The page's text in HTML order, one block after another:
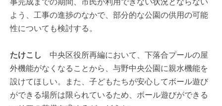
事完成までの期間、市民が利用できない状況とならない
よう、工事の進捗のなかで、部分的な公園の供用の可能
性についても検討する。
たけこし
中央区役所再編において、下落合プールの屋
外機能がなくなることから、与野中央公園に親水機能を
設けてほしい。また、子どもたちが安心してボール遊び
ができる場所は限られているため、ボール遊びができる